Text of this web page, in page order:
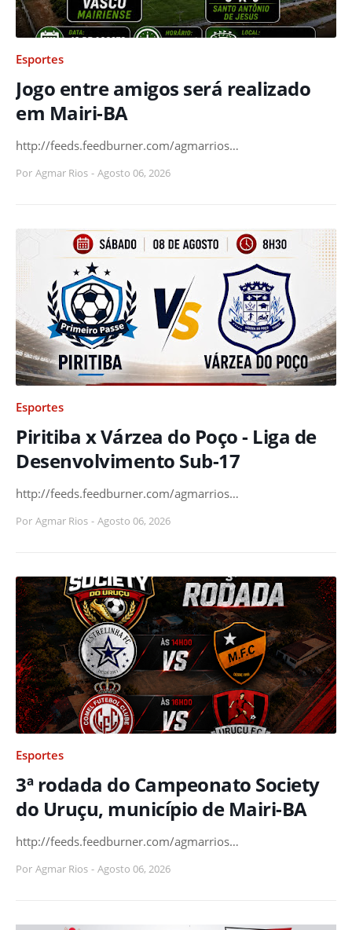
Esportes
Jogo entre amigos será realizado
em Mairi-BA
http://feeds.feedburner.com/agmarrios…
Por Agmar Rios - Agosto 06, 2026
Esportes
Piritiba x Várzea do Poço - Liga de
Desenvolvimento Sub-17
http://feeds.feedburner.com/agmarrios…
Por Agmar Rios - Agosto 06, 2026
Esportes
3ª rodada do Campeonato Society
do Uruçu, município de Mairi-BA
http://feeds.feedburner.com/agmarrios…
Por Agmar Rios - Agosto 06, 2026